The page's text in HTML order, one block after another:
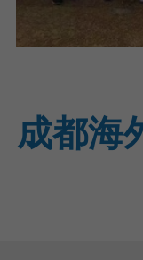
成都海